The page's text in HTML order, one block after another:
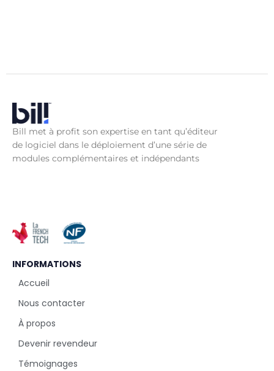
Bill met à profit son expertise en tant qu’éditeur
de logiciel dans le déploiement d’une série de
modules complémentaires et indépendants
INFORMATIONS
Accueil
Nous contacter
À propos
Devenir revendeur
Témoignages